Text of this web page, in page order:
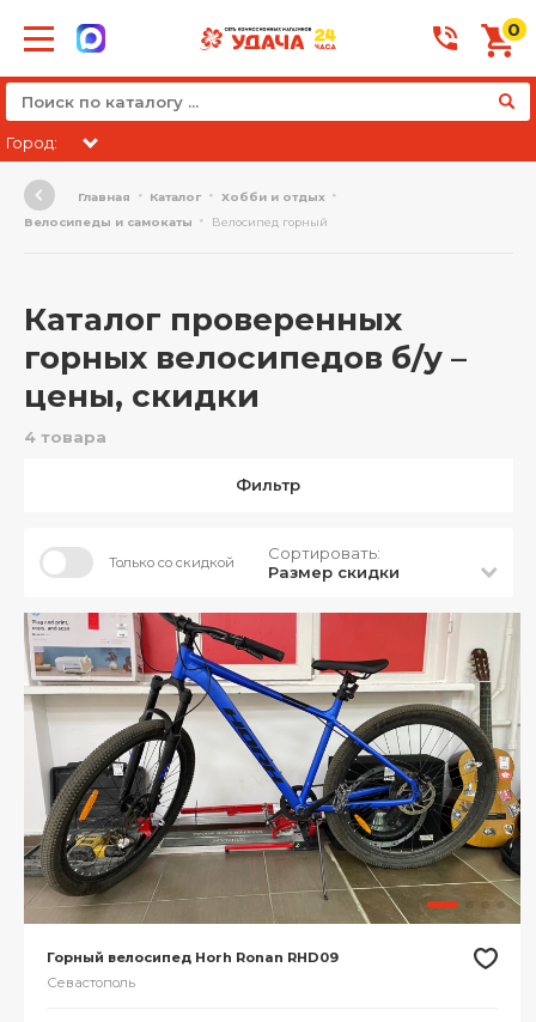
0
Город:
Главная Каталог
Хобби и отдых
Велосипеды и самокаты
Велосипед горный
Каталог проверенных
горных велосипедов б/у –
цены, скидки
4 товара
Фильтр
Только со скидкой
Сортировать:
Размер скидки
Горный велосипед Horh Ronan RHD09
Севастополь